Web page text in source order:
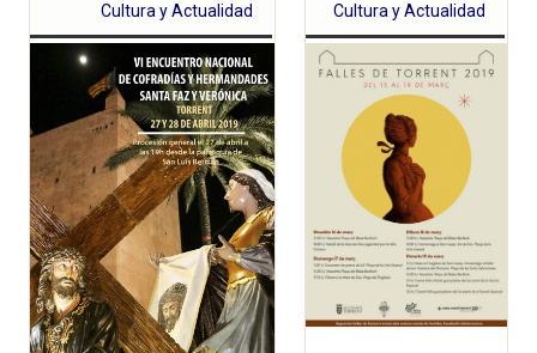
Cultura y Actualidad Cultura y Actualidad